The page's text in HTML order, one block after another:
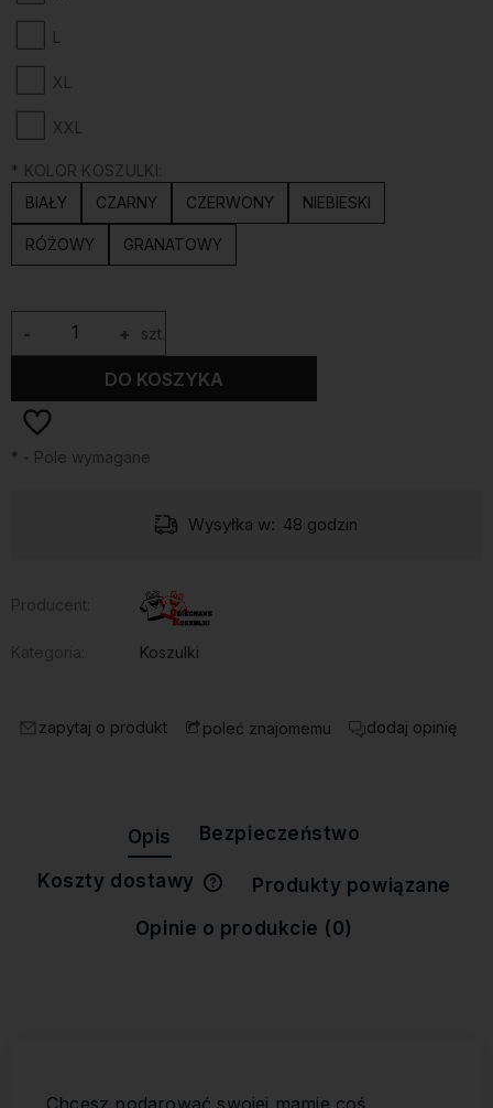
L
XL
XXL
* KOLOR KOSZULKI:
BIAŁY
CZARNY CZERWONY NIEBIESKI
RÓŻOWY GRANATOWY
+
- szt.
DO KOSZYKA
* - Pole wymagane
Wysyłka w: 48 godzin
Koszulki
zapytaj o produkt poleć znajomemu dodaj opinię
Opis Bezpieczeństwo
Koszty dostawy
Cena nie zawiera ewentualnych
Produkty powiązane
Opinie o produkcie (0)
Chcesz podarować swojej mamie coś